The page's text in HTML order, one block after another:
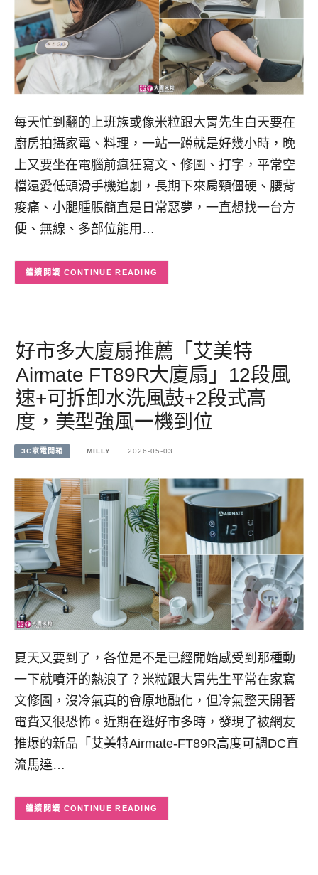
每天忙到翻的上班族或像米粒跟大胃先生白天要在
廚房拍攝家電、料理，一站一蹲就是好幾小時，晚
上又要坐在電腦前瘋狂寫文、修圖、打字，平常空
檔還愛低頭滑手機追劇，長期下來肩頸僵硬、腰背
痠痛、小腿腫脹簡直是日常惡夢，一直想找一台方
便、無線、多部位能用…
CONTINUE READING
好市多大廈扇推薦「艾美特
Airmate FT89R大廈扇」12段風
速+可拆卸水洗風鼓+2段式高
度，美型強風一機到位
3C家電開箱 MILLY 2026-05-03
夏天又要到了，各位是不是已經開始感受到那種動
一下就噴汗的熱浪了？米粒跟大胃先生平常在家寫
文修圖，沒冷氣真的會原地融化，但冷氣整天開著
電費又很恐怖。近期在逛好市多時，發現了被網友
推爆的新品「艾美特Airmate-FT89R高度可調DC直
流馬達…
CONTINUE READING